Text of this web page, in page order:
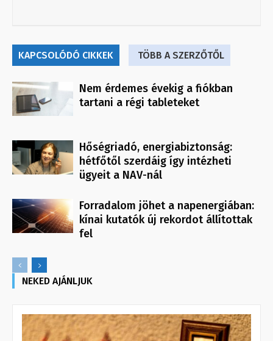
KAPCSOLÓDÓ CIKKEK TÖBB A SZERZŐTŐL
Nem érdemes évekig a fiókban
tartani a régi tableteket
Hőségriadó, energiabiztonság:
hétfőtől szerdáig így intézheti
ügyeit a NAV-nál
Forradalom jöhet a napenergiában:
kínai kutatók új rekordot állítottak
fel
NEKED AJÁNLJUK